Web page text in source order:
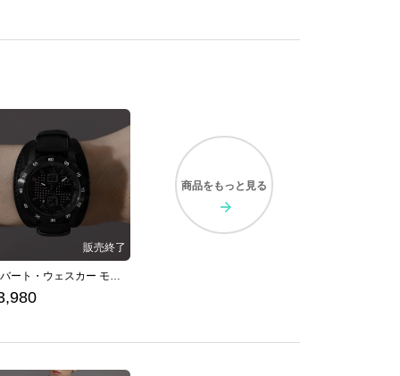
アルバート・ウェスカー モデル 腕時計 バイオハザード
商品を もっと見る